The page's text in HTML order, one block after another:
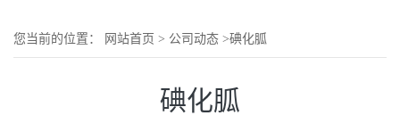
您当前的位置： 网站首页 > 公司动态 >碘化胍
碘化胍